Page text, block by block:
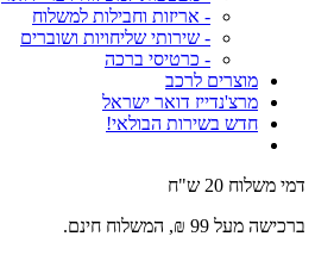
- אריזות וחבילות למשלוח
- שירותי שליחויות ושוברים
- כרטיסי ברכה
מוצרים לרכב
מרצ'נדייז דואר ישראל
חדש בשירות הבולאי!
דמי משלוח 20 ש"ח
ברכישה מעל 99 ₪, המשלוח חינם.